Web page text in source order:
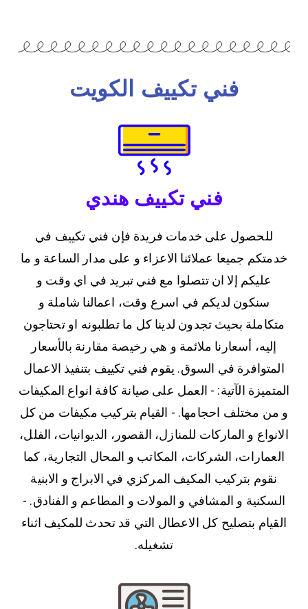
فني تكييف الكويت
فني تكييف هندي
للحصول على خدمات فريدة فإن فني تكييف في
خدمتكم جميعا عملائنا الاعزاء و على مدار الساعة و ما
عليكم إلا ان تتصلوا مع فني تبريد في اي وقت و
سنكون لديكم في اسرع وقت، اعمالنا شاملة و
متكاملة بحيث تجدون لدينا كل ما تطلبونه او تحتاجون
إليه، أسعارنا ملائمة و هي رخيصة مقارنة بالأسعار
المتوافرة في السوق. يقوم فني تكييف بتنفيذ الاعمال
المتميزة الآتية: - العمل على صيانة كافة انواع المكيفات
و من مختلف احجامها. - القيام بتركيب مكيفات من كل
الانواع و الماركات للمنازل، القصور، الديوانيات، الفلل،
العمارات، الشركات، المكاتب و المحال التجارية، كما
نقوم بتركيب المكيف المركزي في الابراج و الابنية
السكنية و المشافي و المولات و المطاعم و الفنادق. -
القيام بتصليح كل الاعطال التي قد تحدث للمكيف اثناء
تشغيله.